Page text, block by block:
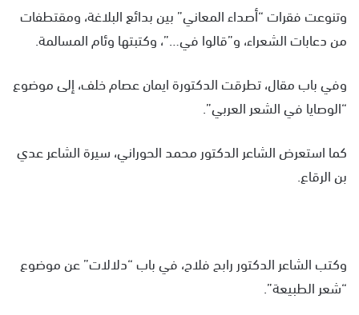
وتنوعت فقرات “أصداء المعاني” بين بدائع البلاغة، ومقتطفات
من دعابات الشعراء، و”قالوا في…”، وكتبتها وئام المسالمة.
وفي باب مقال، تطرقت الدكتورة ايمان عصام خلف، إلى موضوع
“الوصايا في الشعر العربي”.
كما استعرض الشاعر الدكتور محمد الحوراني، سيرة الشاعر عدي
بن الرقاع.
وكتب الشاعر الدكتور رابح فلاح، في باب “دلالات” عن موضوع
“شعر الطبيعة”.